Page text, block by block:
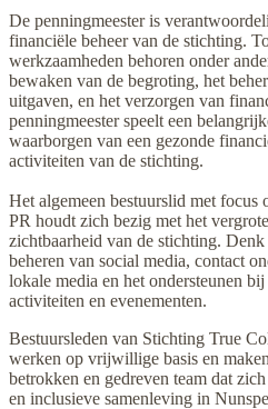
De penningmeester is
financiële beheer van de stichting.
werkzaamheden behoren onder
bewaken van de begroting, het
uitgaven, en het verzorgen van
penningmeester speelt een
waarborgen van een gezonde
activiteiten van de stichting.
Het algemeen bestuurslid met focus
PR houdt zich bezig met het
zichtbaarheid van de stichting.
beheren van social media, contact
lokale media en het ondersteunen
activiteiten en evenementen.
Bestuursleden van Stichting True
werken op vrijwillige basis en
betrokken en gedreven team dat
en inclusieve samenleving in